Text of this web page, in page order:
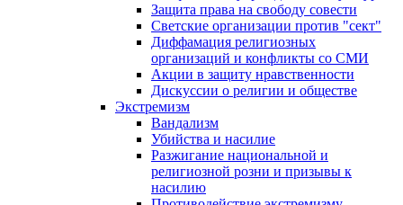
Защита права на свободу совести
Светские организации против "сект"
Диффамация религиозных
организаций и конфликты со СМИ
Акции в защиту нравственности
Дискуссии о религии и обществе
Экстремизм
Вандализм
Убийства и насилие
Разжигание национальной и
религиозной розни и призывы к
насилию